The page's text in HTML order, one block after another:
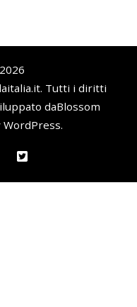
. Tutti i diritti
daBlossom
WordPress.